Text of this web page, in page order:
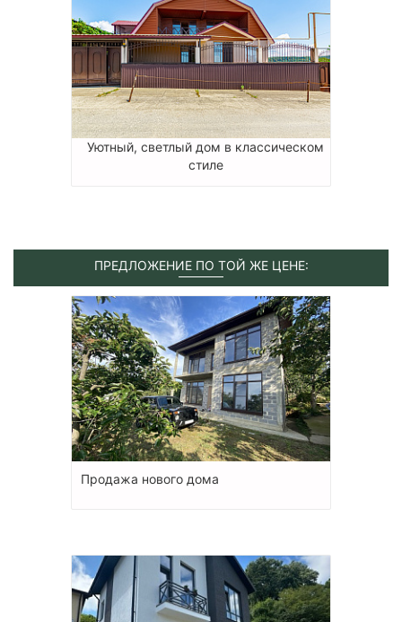
Уютный, светлый дом в классическом
стиле
ПРЕДЛОЖЕНИЕ ПО ТОЙ ЖЕ ЦЕНЕ:
Продажа нового дома